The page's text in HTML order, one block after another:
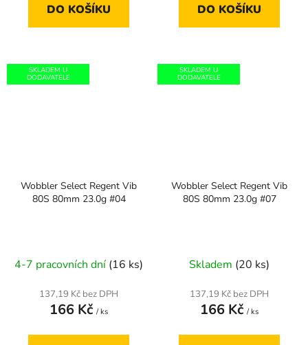
DO KOŠÍKU DO KOŠÍKU
SKLADEM U
DODAVATELE
Wobbler Select Regent Vib
80S 80mm 23.0g #04
4-7 pracovních dní (16 ks)
137,19 Kč bez DPH
166 Kč / ks
SKLADEM U
DODAVATELE
Wobbler Select Regent Vib
80S 80mm 23.0g #07
Skladem (20 ks)
137,19 Kč bez DPH
166 Kč / ks